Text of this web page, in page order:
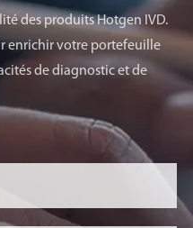
des produits Hotgen IVD.
enrichir votre portefeuille
de diagnostic et de